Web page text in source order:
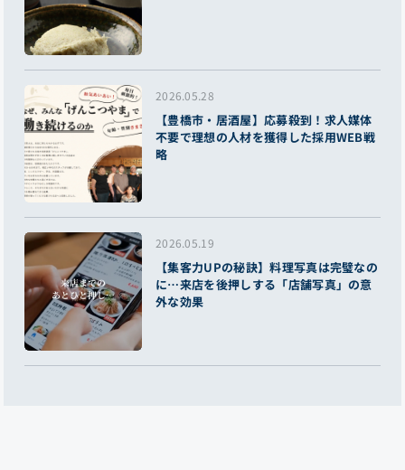
2026.05.28
【豊橋市・居酒屋】応募殺到！求人媒体
不要で理想の人材を獲得した採用WEB戦
略
2026.05.19
【集客力UPの秘訣】料理写真は完璧なの
に…来店を後押しする「店舗写真」の意
外な効果